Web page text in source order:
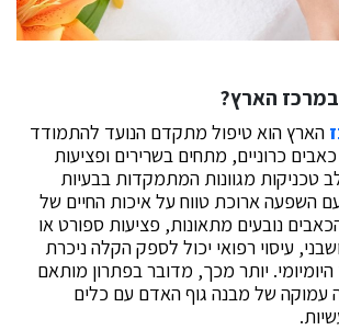
במרכז הארץ?
הארץ הוא טיפול מתקדם הנועד להתמודד
כרוניים, מתחים בשרירים ופציעות
טכניקות מגוונות המתמקדות בבעיות
השפעה ארוכת טווח על איכות החיים של
נובעים מתאונות, פציעות ספורט או
עיסוי רפואי יכול לספק הקלה ניכרת
יותר מכך, מדובר בפתרון מותאם
עמוקה של מבנה גוף האדם עם כלים